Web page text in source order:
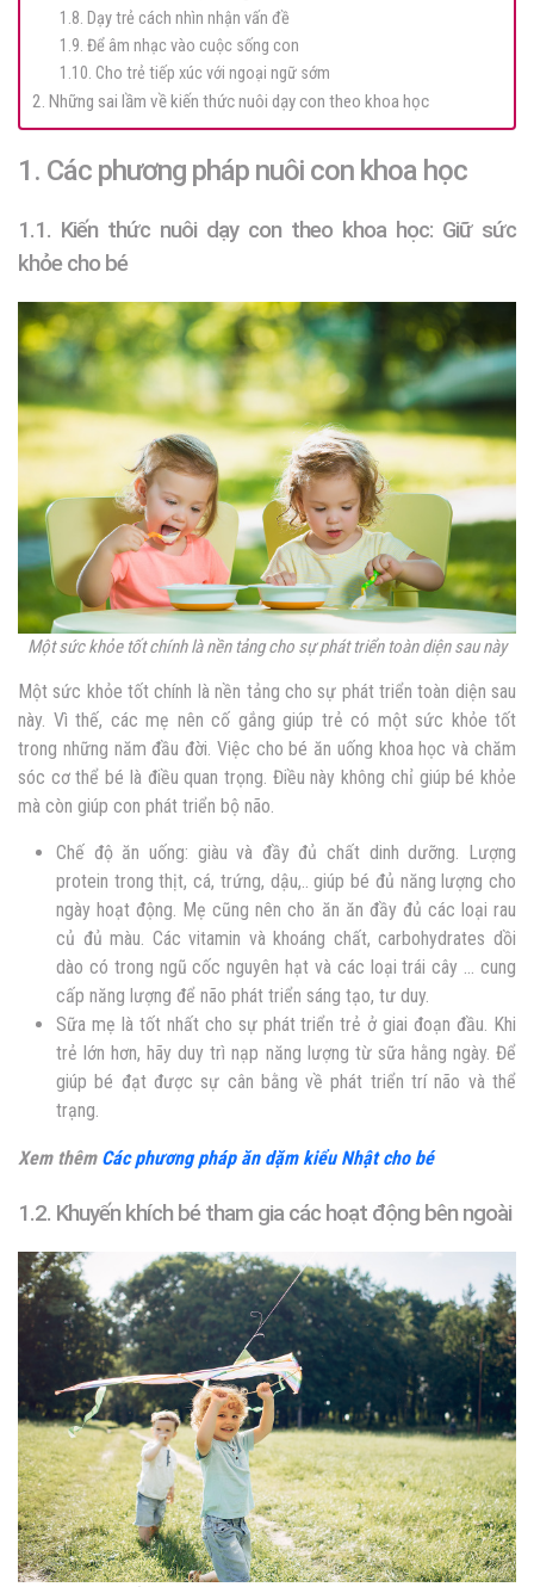
1.8. Dạy trẻ cách nhìn nhận vấn đề
1.9. Để âm nhạc vào cuộc sống con
1.10. Cho trẻ tiếp xúc với ngoại ngữ sớm
2. Những sai lầm về kiến thức nuôi dạy con theo khoa học
1. Các phương pháp nuôi con khoa học
1.1. Kiến thức nuôi dạy con theo khoa học: Giữ sức
khỏe cho bé
Một sức khỏe tốt chính là nền tảng cho sự phát triển toàn diện sau này
Một sức khỏe tốt chính là nền tảng cho sự phát triển toàn diện sau
này. Vì thế, các mẹ nên cố gắng giúp trẻ có một sức khỏe tốt
trong những năm đầu đời. Việc cho bé ăn uống khoa học và chăm
sóc cơ thể bé là điều quan trọng. Điều này không chỉ giúp bé khỏe
mà còn giúp con phát triển bộ não.
Chế độ ăn uống: giàu và đầy đủ chất dinh dưỡng. Lượng
protein trong thịt, cá, trứng, dậu,.. giúp bé đủ năng lượng cho
ngày hoạt động. Mẹ cũng nên cho ăn ăn đầy đủ các loại rau
củ đủ màu. Các vitamin và khoáng chất, carbohydrates dồi
dào có trong ngũ cốc nguyên hạt và các loại trái cây … cung
cấp năng lượng để não phát triển sáng tạo, tư duy.
Sữa mẹ là tốt nhất cho sự phát triển trẻ ở giai đoạn đầu. Khi
trẻ lớn hơn, hãy duy trì nạp năng lượng từ sữa hằng ngày. Để
giúp bé đạt được sự cân bằng về phát triển trí não và thể
trạng.
Xem thêm Các phương pháp ăn dặm kiểu Nhật cho bé
1.2. Khuyến khích bé tham gia các hoạt động bên ngoài